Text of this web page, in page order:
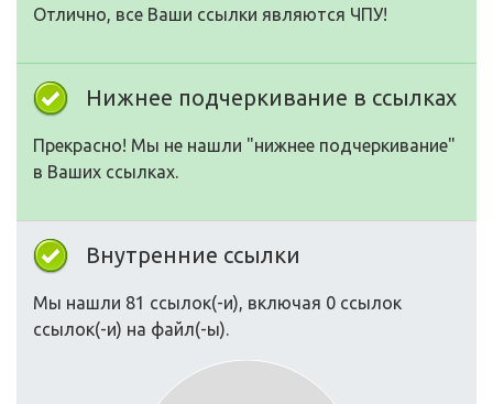
Отлично, все Ваши ссылки являются ЧПУ!
Нижнее подчеркивание в ссылках
Прекрасно! Мы не нашли "нижнее подчеркивание"
в Ваших ссылках.
Внутренние ссылки
Мы нашли 81 ссылок(-и), включая 0 ссылок
ссылок(-и) на файл(-ы).